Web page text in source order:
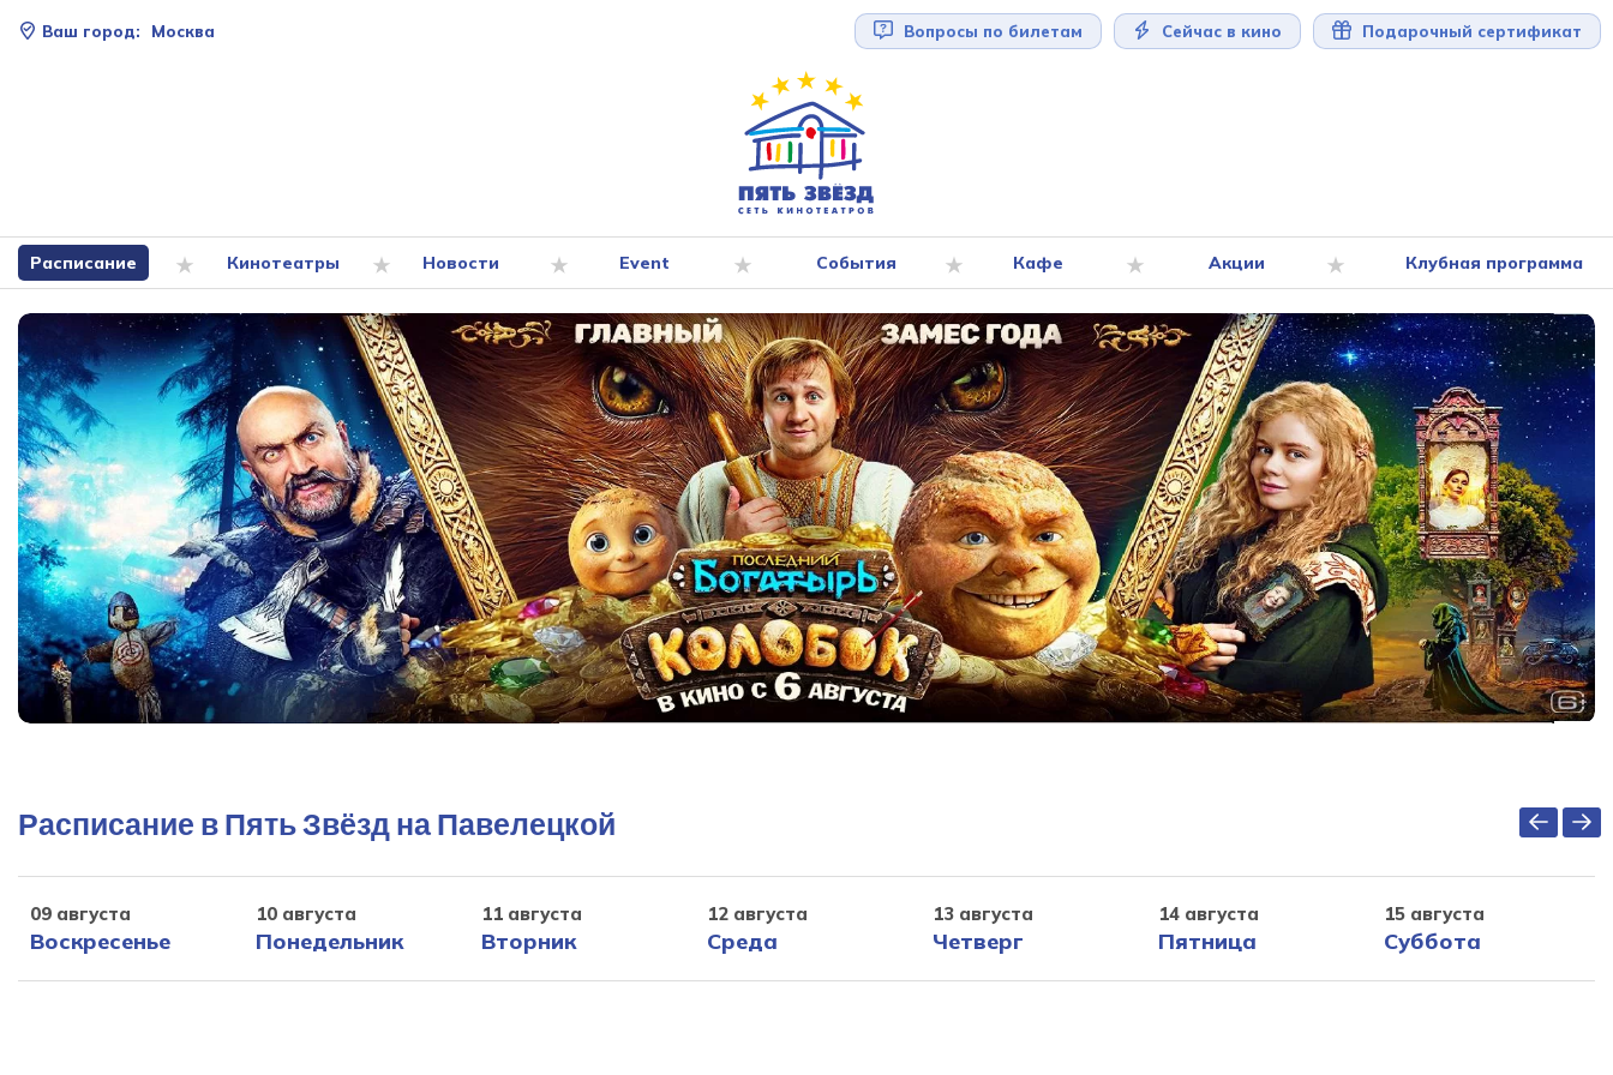
Ваш город: Москва Вопросы по билетам Сейчас в кино Подарочный сертификат
Расписание Кинотеатры Новости Event События Кафе Акции Клубная программа
Расписание в Пять Звёзд на Павелецкой
09 августа
Воскресенье
10 августа
Понедельник
11 августа
Вторник
12 августа
Среда
13 августа
Четверг
14 августа
Пятница
15 августа
Суббота